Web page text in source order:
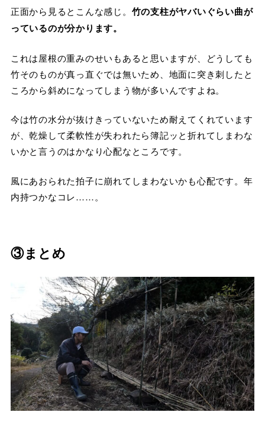
正面から見るとこんな感じ。 竹の支柱がヤバいぐらい曲が
っているのが分かります。
これは屋根の重みのせいもあると思いますが、どうしても
竹そのものが真っ直ぐでは無いため、地面に突き刺したと
ころから斜めになってしまう物が多いんですよね。
今は竹の水分が抜けきっていないため耐えてくれています
が、乾燥して柔軟性が失われたら簿記ッと折れてしまわな
いかと言うのはかなり心配なところです。
風にあおられた拍子に崩れてしまわないかも心配です。年
内持つかなコレ……。
③まとめ